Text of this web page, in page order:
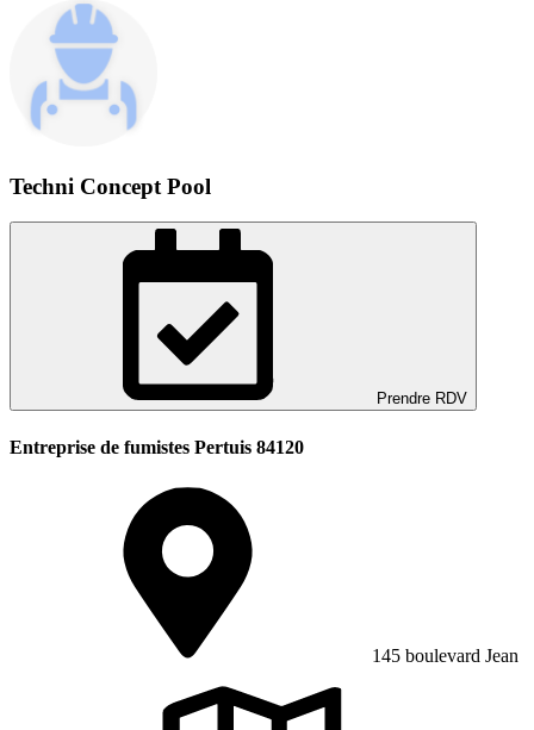
Techni Concept Pool
Prendre RDV
Entreprise de fumistes Pertuis 84120
145 boulevard Jean